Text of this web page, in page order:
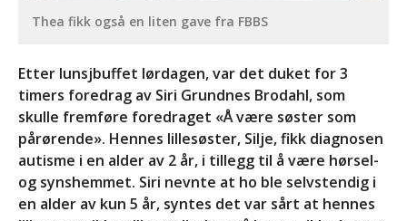
Thea fikk også en liten gave fra FBBS
Etter lunsjbuffet lørdagen, var det duket for 3
timers foredrag av Siri Grundnes Brodahl, som
skulle fremføre foredraget «Å være søster som
pårørende». Hennes lillesøster, Silje, fikk diagnosen
autisme i en alder av 2 år, i tillegg til å være hørsel-
og synshemmet. Siri nevnte at ho ble selvstendig i
en alder av kun 5 år, syntes det var sårt at hennes